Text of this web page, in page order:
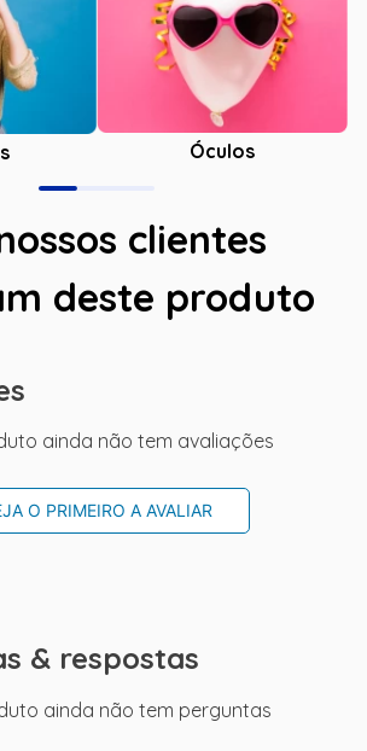
Óculos
clientes
deste produto
ainda não tem avaliações
O PRIMEIRO A AVALIAR
& respostas
ainda não tem perguntas